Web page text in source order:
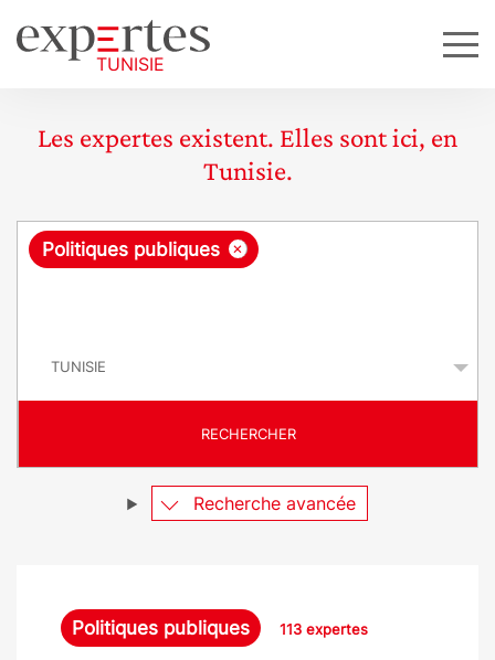
Les expertes existent. Elles sont ici, en
Tunisie.
R
ê
e
×
Politiques publiques
RECHERCHER
Recherche avancée
Politiques publiques 113 expertes